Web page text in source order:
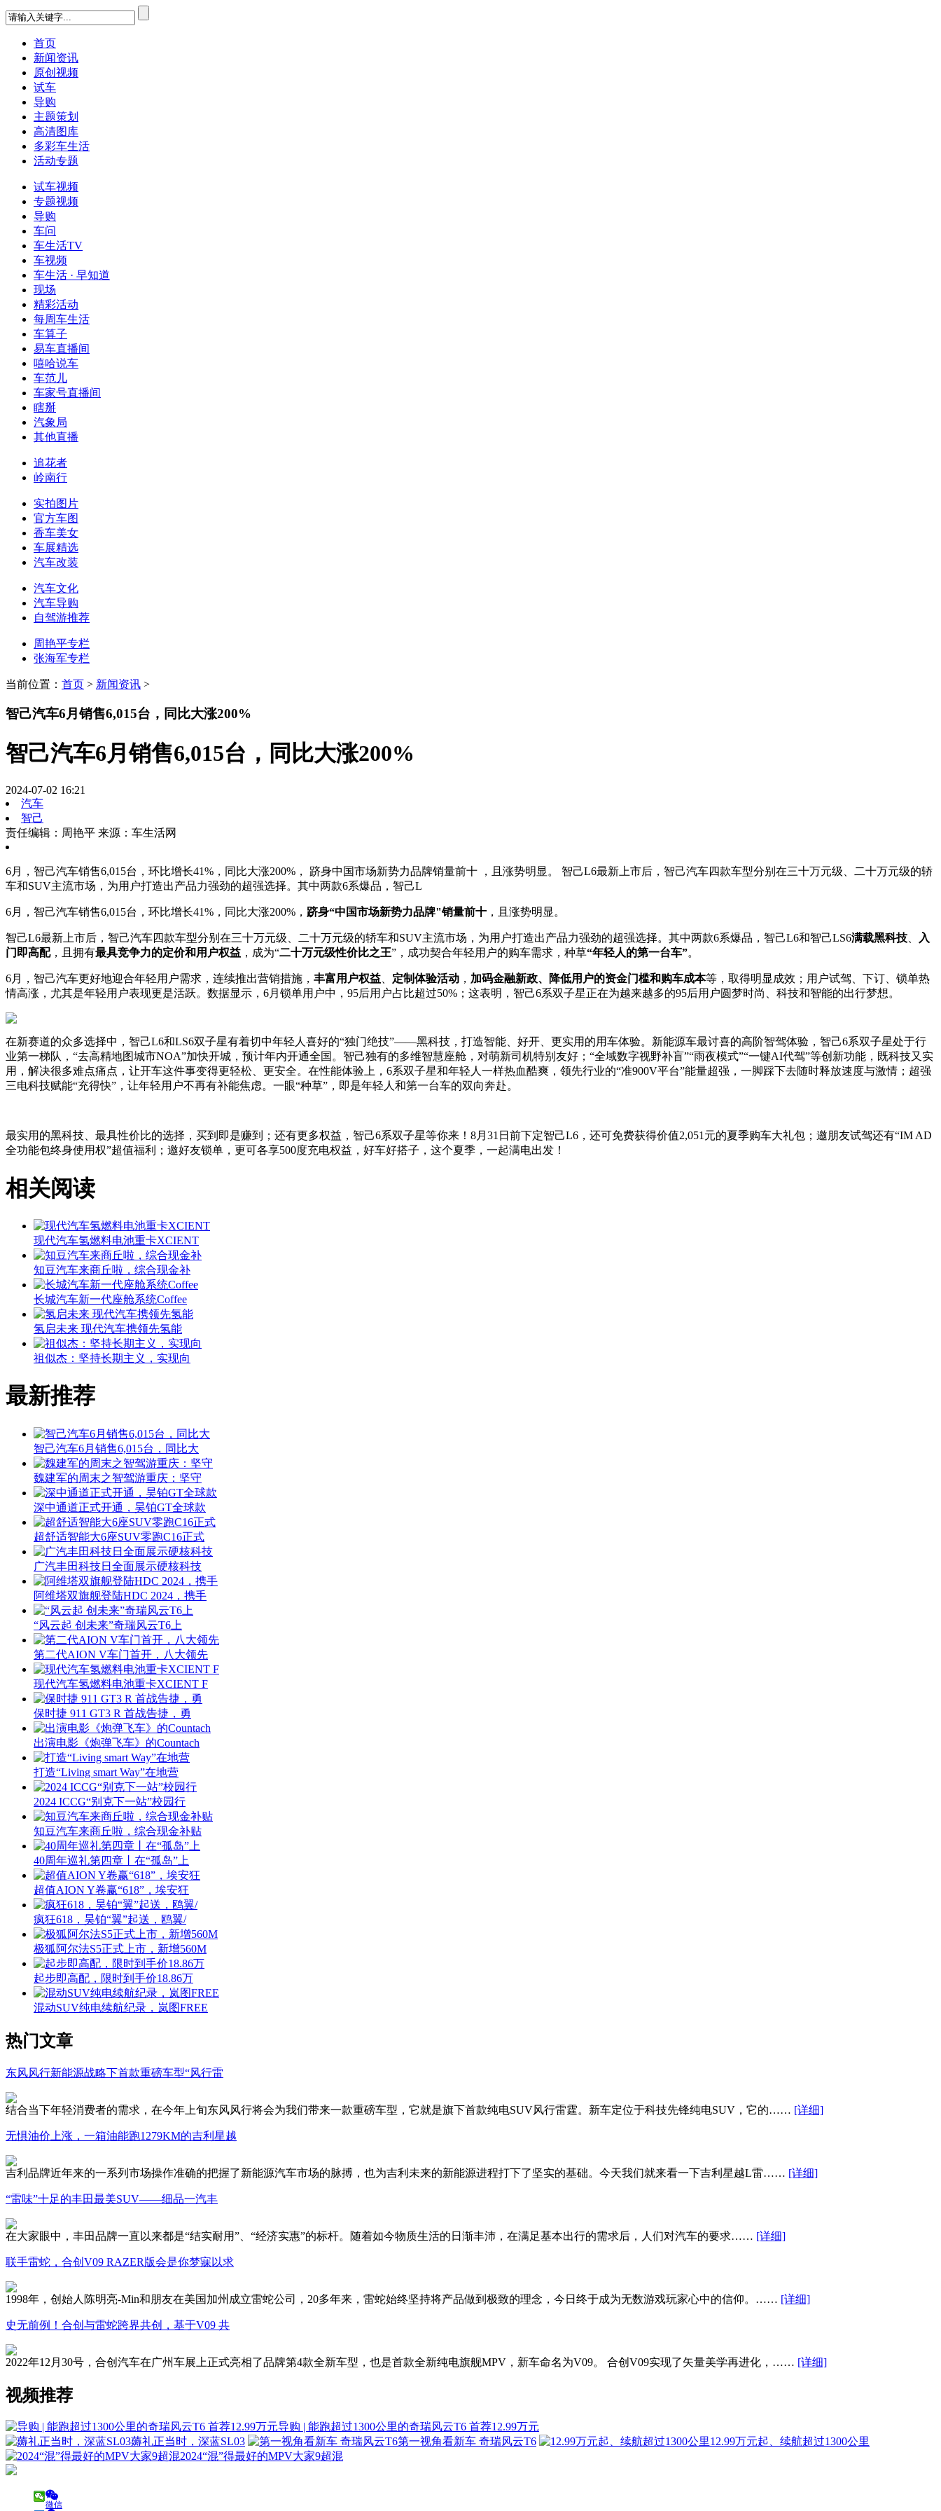
首页
新闻资讯
原创视频
试车
导购
主题策划
高清图库
多彩车生活
活动专题
试车视频
专题视频
导购
车问
车生活TV
车视频
车生活 · 早知道
现场
精彩活动
每周车生活
车算子
易车直播间
嘻哈说车
车范儿
车家号直播间
瞎掰
汽象局
其他直播
追花者
岭南行
实拍图片
官方车图
香车美女
车展精选
汽车改装
汽车文化
汽车导购
自驾游推荐
周艳平专栏
张海军专栏
当前位置： 首页 > 新闻资讯 >
智己汽车6月销售6,015台，同比大涨200%
智己汽车6月销售6,015台，同比大涨200%
2024-07-02 16:21
汽车
智己
责任编辑：周艳平 来源：车生活网
6月，智己汽车销售6,015台，环比增长41%，同比大涨200%， 跻身中国市场新势力品牌销量前十 ，且涨势明显。 智己L6最新上市后，智己汽车四款车型分别在三十万元级、二十万元级的轿
车和SUV主流市场，为用户打造出产品力强劲的超强选择。其中两款6系爆品，智己L
6月，智己汽车销售6,015台，环比增长41%，同比大涨200%， 跻身“中国市场新势力品牌"销量前十 ，且涨势明显。
智己L6最新上市后，智己汽车四款车型分别在三十万元级、二十万元级的轿车和SUV主流市场，为用户打造出产品力强劲的超强选择。其中两款6系爆品，智己L6和智己LS6满载黑科技
入
门即高配，且拥有最具竞争力的定价和用户权益 ，成为“二十万元级性价比之王”，成功契合年轻用户的购车需求，种草“年轻人的第一台车”。
6月，智己汽车更好地迎合年轻用户需求，连续推出营销措施， 丰富用户权益 定制体验活动 ， 加码金融新政、降低用户的资金门槛和购车成本等，取得明显成效；用户试驾、下订、锁单热
情高涨，尤其是年轻用户表现更是活跃。数据显示，6月锁单用户中，95后用户占比超过50%；这表明，智己6系双子星正在为越来越多的95后用户圆梦时尚、科技和智能的出行梦想。
在新赛道的众多选择中，智己L6和LS6双子星有着切中年轻人喜好的“独门绝技”——黑科技，打造智能、好开、更实用的用车体验。新能源车最讨喜的高阶智驾体验，智己6系双子星处于行
业第一梯队，“去高精地图城市NOA”加快开城，预计年内开通全国。智己独有的多维智慧座舱，对萌新司机特别友好；“全域数字视野补盲”“雨夜模式”“一键AI代驾”等创新功能，既科技又实
用，解决很多难点痛点，让开车这件事变得更轻松、更安全。在性能体验上，6系双子星和年轻人一样热血酷爽，领先行业的“准900V平台”能量超强，一脚踩下去随时释放速度与激情；超强
三电科技赋能“充得快”，让年轻用户不再有补能焦虑。一眼“种草”，即是年轻人和第一台车的双向奔赴。
最实用的黑科技、最具性价比的选择，买到即是赚到；还有更多权益，智己6系双子星等你来！8月31日前下定智己L6，还可免费获得价值2,051元的夏季购车大礼包；邀朋友试驾还有“IM AD
全功能包终身使用权”超值福利；邀好友锁单，更可各享500度充电权益，好车好搭子，这个夏季，一起满电出发！
相关阅读
现代汽车氢燃料电池重卡XCIENT
知豆汽车来商丘啦，综合现金补
长城汽车新一代座舱系统Coffee
氢启未来 现代汽车携领先氢能
祖似杰：坚持长期主义，实现向
最新推荐
智己汽车6月销售6,015台，同比大
魏建军的周末之智驾游重庆：坚守
深中通道正式开通，昊铂GT全球款
超舒适智能大6座SUV零跑C16正式
广汽丰田科技日全面展示硬核科技
阿维塔双旗舰登陆HDC 2024，携手
“风云起 创未来”奇瑞风云T6上
第二代AION V车门首开，八大领先
现代汽车氢燃料电池重卡XCIENT F
保时捷 911 GT3 R 首战告捷，勇
出演电影《炮弹飞车》的Countach
打造“Living smart Way”在地营
2024 ICCG“别克下一站”校园行
知豆汽车来商丘啦，综合现金补贴
40周年巡礼第四章丨在“孤岛”上
超值AION Y卷赢“618”，埃安狂
疯狂618，昊铂“翼”起送，鸥翼/
极狐阿尔法S5正式上市，新增560M
起步即高配，限时到手价18.86万
混动SUV纯电续航纪录，岚图FREE
热门文章
东风风行新能源战略下首款重磅车型“风行雷
结合当下年轻消费者的需求，在今年上旬东风风行将会为我们带来一款重磅车型，它就是旗下首款纯电SUV风行雷霆。新车定位于科技先锋纯电SUV，它的…… [详细]
无惧油价上涨，一箱油能跑1279KM的吉利星越
吉利品牌近年来的一系列市场操作准确的把握了新能源汽车市场的脉搏，也为吉利未来的新能源进程打下了坚实的基础。今天我们就来看一下吉利星越L雷…… [详细]
“雷味”十足的丰田最美SUV——细品一汽丰
在大家眼中，丰田品牌一直以来都是“结实耐用”、“经济实惠”的标杆。随着如今物质生活的日渐丰沛，在满足基本出行的需求后，人们对汽车的要求…… [详细]
联手雷蛇，合创V09 RAZER版会是你梦寐以求
1998年，创始人陈明亮-Min和朋友在美国加州成立雷蛇公司，20多年来，雷蛇始终坚持将产品做到极致的理念，今日终于成为无数游戏玩家心中的信仰。…… [详细]
史无前例！合创与雷蛇跨界共创，基于V09 共
2022年12月30号，合创汽车在广州车展上正式亮相了品牌第4款全新车型，也是首款全新纯电旗舰MPV，新车命名为V09。 合创V09实现了矢量美学再进化，…… [详细]
视频推荐
导购 | 能跑超过1300公里的奇瑞风云T6 首荐12.99万元
薅礼正当时，深蓝SL03
第一视角看新车 奇瑞风云T6
12.99万元起、续航超过1300公里
2024“混”得最好的MPV大家9超混
微信